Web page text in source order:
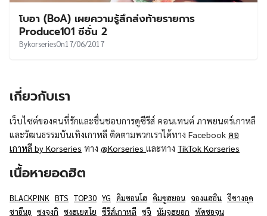
โบอา (BoA) เผยความรู้สึกส่งท้ายรายการ
Produce101 ซีซั่น 2
BykorseriesOn17/06/2017
เกี่ยวกับเรา
เว็บไซต์ของคนที่รักและชื่นชอบการดูซีรีส์ คอนเทนต์ ภาพยนตร์เกาหลี
และวัฒนธรรมบันเทิงเกาหลี ติดตามพวกเราได้ทาง Facebook คอ
เกาหลี by Korseries ทาง @Korseries และทาง TikTok Korseries
เนื้อหายอดฮิต
BLACKPINK BTS TOP30 YG คิมซอนโฮ คิมซูฮยอน จองแฮอิน จีชางอุค
ชาอึนอู ซงจุงกิ ซงฮเยคโย ซีรีส์เกาหลี ซูจี นัมจูฮยอก พัคซอจุน